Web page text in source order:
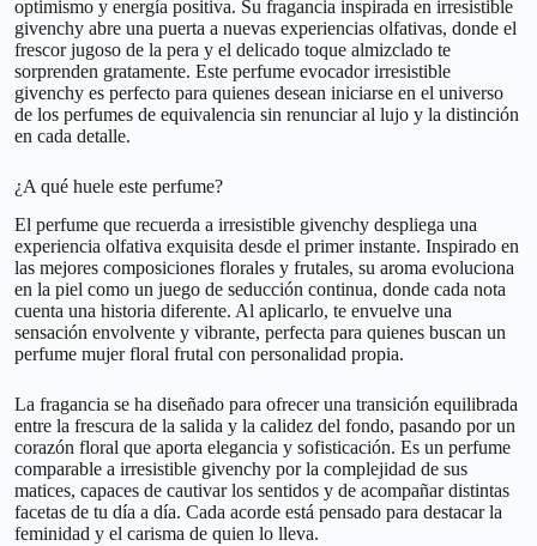
optimismo y energía positiva. Su fragancia inspirada en irresistible
givenchy abre una puerta a nuevas experiencias olfativas, donde el
frescor jugoso de la pera y el delicado toque almizclado te
sorprenden gratamente. Este perfume evocador irresistible
givenchy es perfecto para quienes desean iniciarse en el universo
de los perfumes de equivalencia sin renunciar al lujo y la distinción
en cada detalle.
¿A qué huele este perfume?
El perfume que recuerda a irresistible givenchy despliega una
experiencia olfativa exquisita desde el primer instante. Inspirado en
las mejores composiciones florales y frutales, su aroma evoluciona
en la piel como un juego de seducción continua, donde cada nota
cuenta una historia diferente. Al aplicarlo, te envuelve una
sensación envolvente y vibrante, perfecta para quienes buscan un
perfume mujer floral frutal con personalidad propia.
La fragancia se ha diseñado para ofrecer una transición equilibrada
entre la frescura de la salida y la calidez del fondo, pasando por un
corazón floral que aporta elegancia y sofisticación. Es un perfume
comparable a irresistible givenchy por la complejidad de sus
matices, capaces de cautivar los sentidos y de acompañar distintas
facetas de tu día a día. Cada acorde está pensado para destacar la
feminidad y el carisma de quien lo lleva.